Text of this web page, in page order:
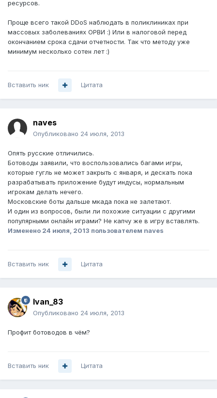
ресурсов.
Проще всего такой DDoS наблюдать в поликлиниках при
массовых заболеваниях ОРВИ :) Или в налоговой перед
окончанием срока сдачи отчетности. Так что методу уже
минимум несколько сотен лет :)
Вставить ник Цитата
naves
Опубликовано 24 июля, 2013
Опять русские отличились.
Ботоводы заявили, что воспользовались багами игры,
которые гугль не может закрыть с января, и дескать пока
разрабатывать приложение будут индусы, нормальным
игрокам делать нечего.
Московские боты дальше мкада пока не залетают.
И один из вопросов, были ли похожие ситуации с другими
популярными онлайн играми? Не капчу же в игру вставлять.
Изменено 24 июля, 2013 пользователем naves
Вставить ник Цитата
Ivan_83
Опубликовано 24 июля, 2013
Профит ботоводов в чём?
Вставить ник Цитата